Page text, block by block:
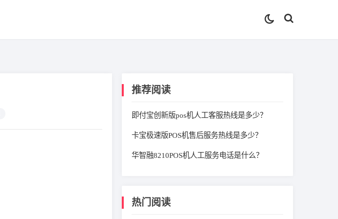
推荐阅读
即付宝创新版pos机人工客服热线是多少？
卡宝极速版POS机售后服务热线是多少？
华智融8210POS机人工服务电话是什么？
热门阅读